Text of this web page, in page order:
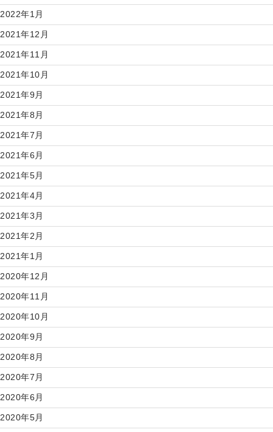
2022年1月
2021年12月
2021年11月
2021年10月
2021年9月
2021年8月
2021年7月
2021年6月
2021年5月
2021年4月
2021年3月
2021年2月
2021年1月
2020年12月
2020年11月
2020年10月
2020年9月
2020年8月
2020年7月
2020年6月
2020年5月